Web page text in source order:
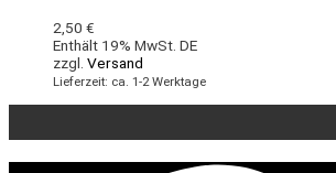
2,50 €
Enthält 19% MwSt. DE
zzgl. Versand
Lieferzeit: ca. 1-2 Werktage